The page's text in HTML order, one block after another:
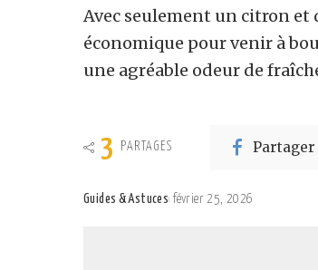
Avec seulement un citron et
économique pour venir à
une agréable odeur de
3 PARTAGES Partager
Guides & Astuces février 25, 2026